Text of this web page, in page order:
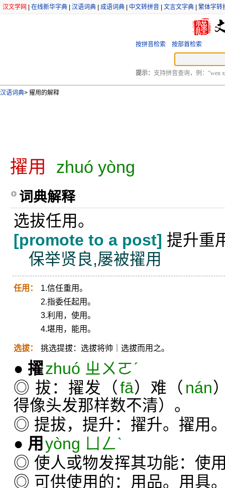
汉文学网 在线新华字典 汉语词典 成语词典 中文转拼音 文言文字典 繁体字转
按拼音检索 按部首检索
提示： 支持拼音查询，例：“wen
汉语词典> 擢用的解释
擢用 zhuó yòng
词典解释
选拔任用。
[promote to a post] 提升重
保举贤良,屡被擢用
任用：
1.信任重用。
2.指委任起用。
3.利用，使用。
4.堪用，能用。
选拔： 挑选提拔：选拔将帅｜选拔而用之。
● 擢zhuó ㄓㄨㄛˊ
◎ 拔：擢发（fā）难（ nán
得像头发那样数不清）。
◎ 提拔，提升：擢升。擢用
● 用 yòng ㄩㄥˋ
◎ 使人或物发挥其功能：使
◎ 可供使用的：用品。用具